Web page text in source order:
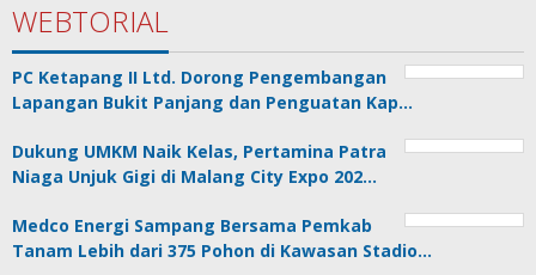
WEBTORIAL
PC Ketapang II Ltd. Dorong Pengembangan
Lapangan Bukit Panjang dan Penguatan Kap…
Dukung UMKM Naik Kelas, Pertamina Patra
Niaga Unjuk Gigi di Malang City Expo 202…
Medco Energi Sampang Bersama Pemkab
Tanam Lebih dari 375 Pohon di Kawasan Stadio…